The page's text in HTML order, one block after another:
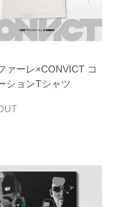
ァーレ×CONVICT コ
ションTシャツ